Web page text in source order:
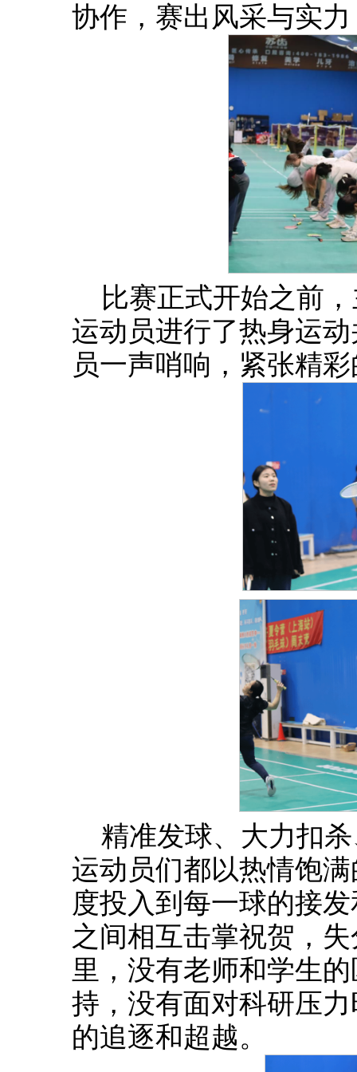
协作，赛出风采与实
比赛正式开始之前
运动员进行了热身运
员一声哨响，紧张精
精准发球、大力扣
运动员们都以热情饱
度投入到每一球的接
之间相互击掌祝贺，
里，没有老师和学生
持，没有面对科研压
的追逐和超越。